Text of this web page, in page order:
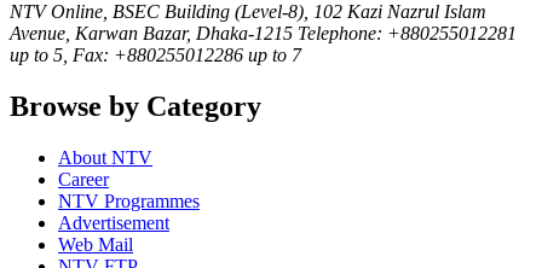
NTV Online, BSEC Building (Level-8), 102 Kazi Nazrul Islam
Avenue, Karwan Bazar, Dhaka-1215 Telephone: +880255012281
up to 5, Fax: +880255012286 up to 7
Browse by Category
About NTV
Career
NTV Programmes
Advertisement
Web Mail